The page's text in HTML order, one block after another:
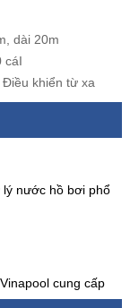
dài 20m
cáI
khiển từ xa
lý nước hồ bơi phổ
cung cấp